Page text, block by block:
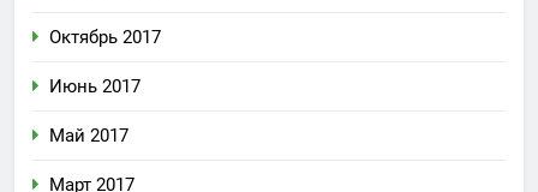
Октябрь 2017
Июнь 2017
Май 2017
Март 2017